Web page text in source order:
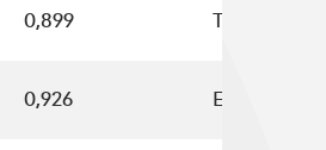
0,899 T0191
0,926 E3637